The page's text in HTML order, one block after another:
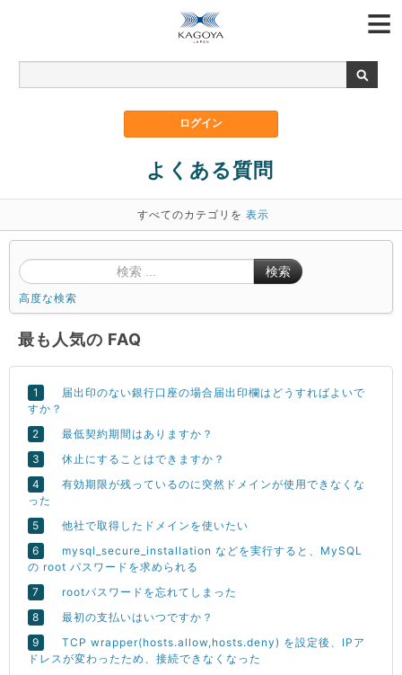
よくある質問
すべてのカテゴリを 表示
検索
高度な検索
最も人気の FAQ
届出印のない銀行口座の場合届出印欄はどうすればよいで
すか？
最低契約期間はありますか？
休止にすることはできますか？
有効期限が残っているのに突然ドメインが使用できなくな
った
他社で取得したドメインを使いたい
mysql_secure_installation などを実行すると、MySQL
の root パスワードを求められる
rootパスワードを忘れてしまった
最初の支払いはいつですか？
TCP wrapper(hosts.allow,hosts.deny) を設定後、IPア
ドレスが変わったため、接続できなくなった